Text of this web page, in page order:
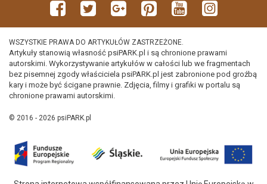
WSZYSTKIE PRAWA DO ARTYKUŁÓW ZASTRZEŻONE.
Artykuły stanowią własność psiPARK.pl i są chronione prawami
autorskimi. Wykorzystywanie artykułów w całości lub we fragmentach
bez pisemnej zgody właściciela psiPARK.pl jest zabronione pod groźbą
kary i może być ścigane prawnie. Zdjęcia, filmy i grafiki w portalu są
chronione prawami autorskimi.
© 2016 - 2026 psiPARK.pl